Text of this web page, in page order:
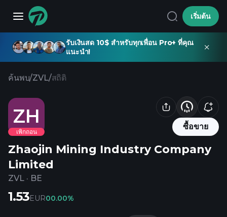
เริ่มต้น
รับเงินสด 10$ สำหรับทุกเพื่อน Pro+ ที่คุณ
แนะนำ!
ค้นพบ/ZVL/สถิติ
ZH
เพิกถอน
ซื้อขาย
Zhaojin Mining Industry Company
Limited
ZVL · BE
1.53EUR00.00%